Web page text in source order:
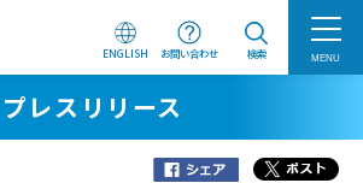
ENGLISH お問い合わせ 検索 MENU
プレスリリース